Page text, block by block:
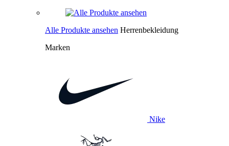
Alle Produkte ansehen Herrenbekleidung
Marken
Nike